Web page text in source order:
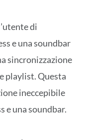
di
e una soundbar
sincronizzazione
playlist. Questa
ineccepibile
e una soundbar.